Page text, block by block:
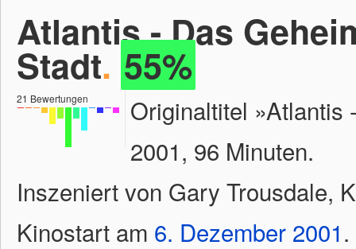
Atlantis - Das
Stadt. 55%
21 Bewertungen
Originaltitel »Atlantis
2001, 96 Minuten.
Inszeniert von Gary Trousdale,
Kinostart am 6. Dezember 2001.